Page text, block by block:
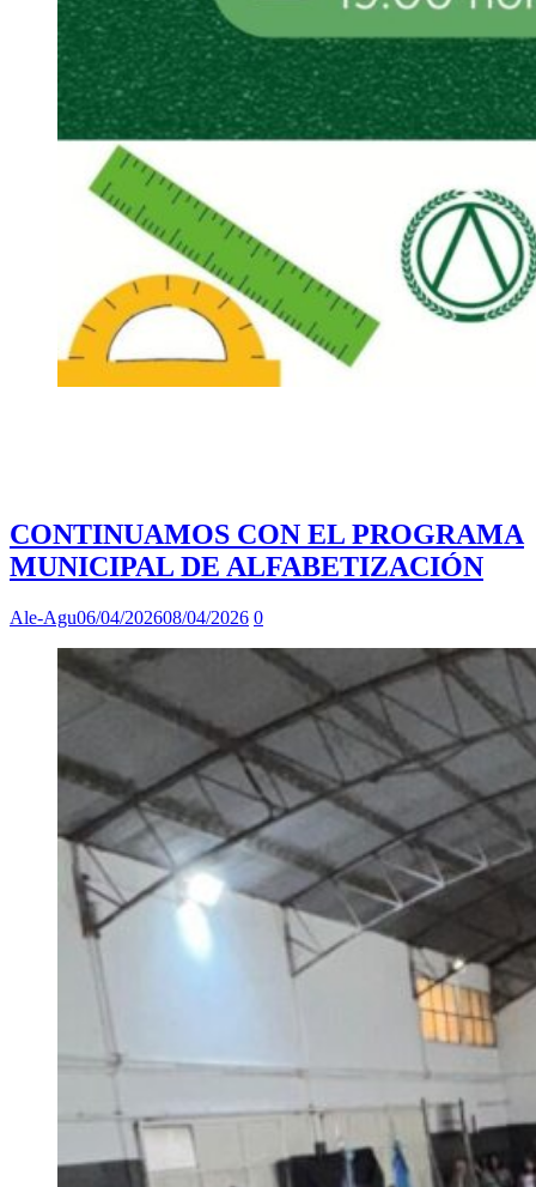
CONTINUAMOS CON EL PROGRAMA
MUNICIPAL DE ALFABETIZACIÓN
Ale-Agu06/04/202608/04/2026 0